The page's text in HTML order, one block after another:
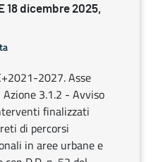
18 dicembre 2025,
2027. Asse
3.1.2 - Avviso
finalizzati
di percorsi
in aree urbane e